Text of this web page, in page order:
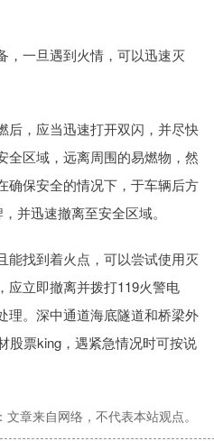
，一旦遇到火情，可以迅速灭
后，应当迅速打开双闪，并尽快
全区域，远离周围的易燃物，然
确保安全的情况下，于车辆后方
并迅速撤离至安全区域。
能找到着火点，可以尝试使用灭
应立即撤离并拨打119火警电
理。深中通道海底隧道和桥梁外
股票king，遇紧急情况时可按说
章来自网络，不代表本站观点。